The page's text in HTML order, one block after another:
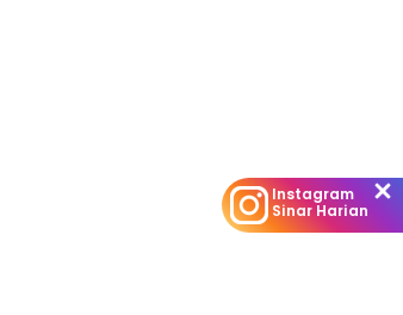
Instagram
Sinar Harian